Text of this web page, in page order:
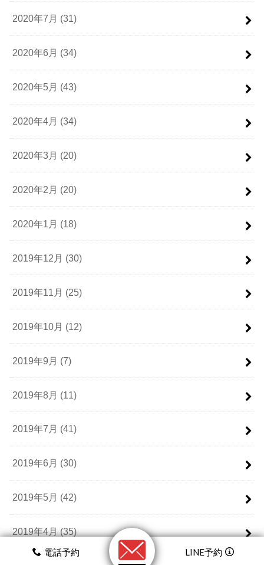
電話予約 LINE予約
2020年7月 (31)
2020年6月 (34)
2020年5月 (43)
2020年4月 (34)
2020年3月 (20)
2020年2月 (20)
2020年1月 (18)
2019年12月 (30)
2019年11月 (25)
2019年10月 (12)
2019年9月 (7)
2019年8月 (11)
2019年7月 (41)
2019年6月 (30)
2019年5月 (42)
2019年4月 (35)